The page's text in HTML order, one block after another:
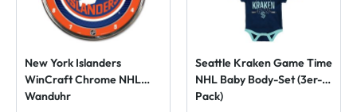
New York Islanders
WinCraft Chrome NHL
Wanduhr
Seattle Kraken Game Time
NHL Baby Body-Set (3er-
Pack)